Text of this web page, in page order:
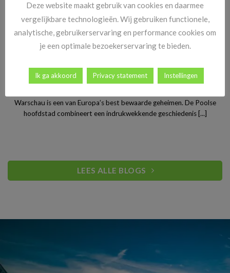
Stedentrip Warschau: ontdek de verrassende charme van
Polen’s bruisende hoofdstad
Warschau is een van Europa’s best bewaarde geheimen. De Poolse
hoofdstad combineert een indrukwekkende geschiedenis [...]
LEES ALLE BLOGS
Deze website maakt gebruik van cookies en daarmee
vergelijkbare technologieën. Wij gebruiken functionele,
analytische, gebruikerservaring en performance cookies om
je een optimale bezoekerservaring te bieden.
Ik ga akkoord Privacy statement Instellingen